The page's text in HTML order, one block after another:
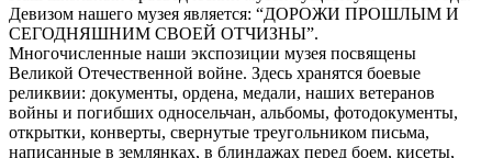
Девизом нашего музея является: “ДОРОЖИ ПРОШЛЫМ И
СЕГОДНЯШНИМ СВОЕЙ ОТЧИЗНЫ”.
Многочисленные наши экспозиции музея посвящены
Великой Отечественной войне. Здесь хранятся боевые
реликвии: документы, ордена, медали, наших ветеранов
войны и погибших односельчан, альбомы, фотодокументы,
открытки, конверты, свернутые треугольником письма,
написанные в землянках, в блиндажах перед боем, кисеты,